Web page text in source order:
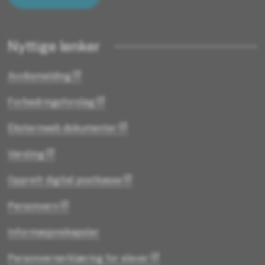
Nyttige lenker
Avviksmelding
Forbedringsforslag
Eksternweb dokumenter
Varsling
Opprett digital postkasse
Personvern
Informasjonskapsler
Personvernerklæring for elever